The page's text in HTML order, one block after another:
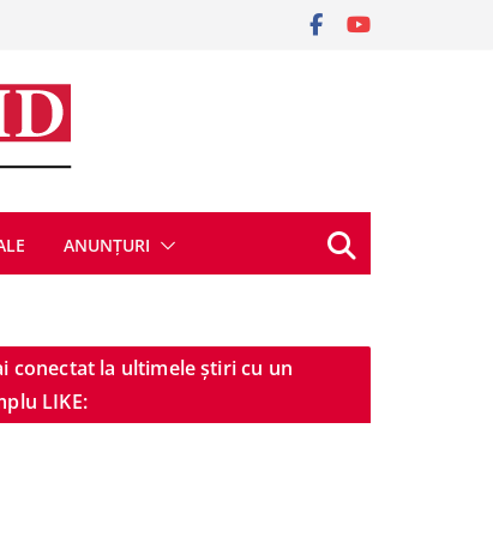
ANUNȚURI
conectat la ultimele știri cu un
LIKE: